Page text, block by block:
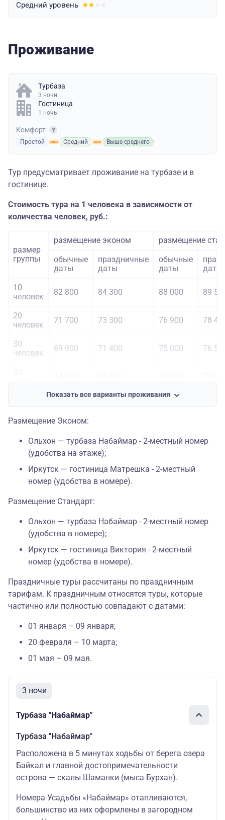
Средний уровень
Проживание
Турбаза
3 ночи
Гостиница
1 ночь
Комфорт
Простой Средний Выше среднего
Тур предусматривает проживание на турбазе и в
гостинице.
Стоимость тура на 1 человека в зависимости от
количества человек, руб.:
размер
группы
размещение эконом
размещение
обычные
даты
праздничные
даты
обычные
даты
даты
10
человек
82 800 84 300 88 000 89
20
человек
71 700 73 300 76 900 78
30
человек
69 900 71 400 75 000 76
Показать все варианты проживания
Размещение Эконом:
Ольхон — турбаза Набаймар - 2-местный номер
(удобства на этаже);
Иркутск — гостиница Матрешка - 2-местный
номер (удобства в номере).
Размещение Стандарт:
Ольхон — турбаза Набаймар - 2-местный номер
(удобства в номере);
Иркутск — гостиница Виктория - 2-местный
номер (удобства в номере).
Праздничные туры рассчитаны по праздничным
тарифам. К праздничным относятся туры, которые
частично или полностью совпадают с датами:
01 января – 09 января;
20 февраля – 10 марта;
01 мая – 09 мая.
3 ночи
Турбаза "Набаймар"
Турбаза "Набаймар"
Расположена в 5 минутах ходьбы от берега озера
Байкал и главной достопримечательности
острова — скалы Шаманки (мыса Бурхан).
Номера Усадьбы «Набаймар» отапливаются,
большинство из них оформлены в загородном